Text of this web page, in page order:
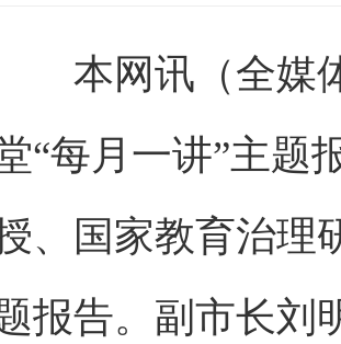
本网讯（全媒体
“每月一讲”主题
、国家教育治理
报告。副市长刘